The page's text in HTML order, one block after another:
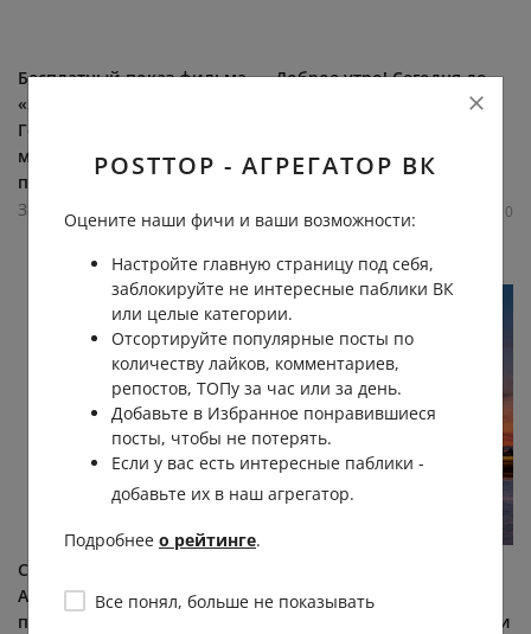
Бесплатный показ фильма
«За спичками» в Новой
Голландии Комедия по
мотивам повести финского
писателя Лассила. 1910...
Завтра в Питере
Доброе утро! Сегодня до
sharygin_alexandr59
0
Садик Маленького Принца
Академический садик
построен самым
карильонной музыки в
Петропавловской крепости
POSTTOP - АГРЕГАТОР ВК
Оцените наши фичи и ваши возможности:
Настройте главную страницу под себя,
заблокируйте не интересные паблики ВК
или целые категории.
Отсортируйте популярные посты по
количеству лайков, комментариев,
репостов, ТОПу за час или за день.
Добавьте в Избранное понравившиеся
посты, чтобы не потерять.
Если у вас есть интересные паблики -
добавьте их в наш агрегатор.
Подробнее о рейтинге.
Все понял, больше не показывать